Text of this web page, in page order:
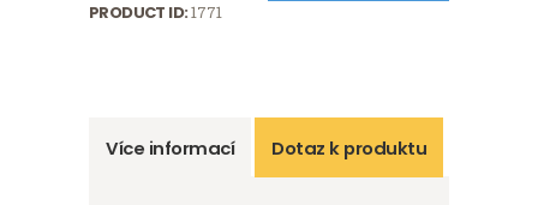
PRODUCT ID:1771
Více informací Dotaz k produktu